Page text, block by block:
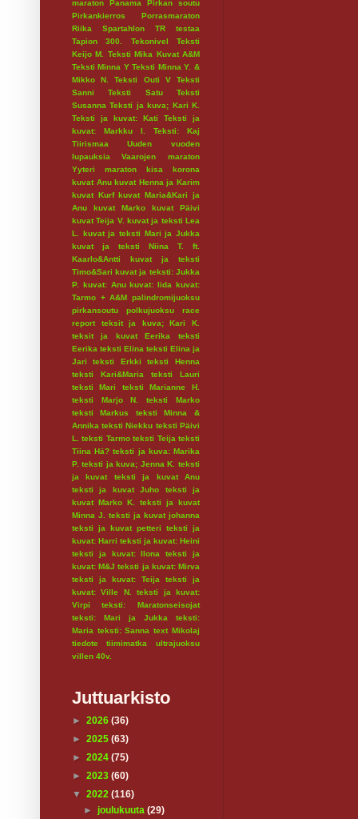
maraton Panama
Pirkan soutu
Pirkankierros
Porrasmaraton
Riika
Spartahlon
TR testaa
Tapion 300.
Tekonivel
Teksti
Keijo M.
Teksti Mika Kuvat A&M
Teksti Minna Y Teksti Minna Y. &
Mikko N.
Teksti Outi V
Teksti
Sanni
Teksti Satu
Teksti
Susanna Teksti ja kuva; Kari K.
Teksti ja kuvat: Kati
Teksti ja
kuvat: Markku I.
Teksti: Kaj
Tiirismaa
Uuden vuoden
lupauksia
Vaarojen maraton
Yyteri maraton
kisa
korona
kuvat Anu kuvat Henna ja Karim
kuvat Kurf kuvat Maria&Kari ja
Anu
kuvat Marko
kuvat Päivi
kuvat Teija V. kuvat ja teksti Lea
L.
kuvat ja teksti Mari ja Jukka
kuvat ja teksti Niina T. ft.
Kaarlo&Antti
kuvat ja teksti
Timo&Sari kuvat ja teksti: Jukka
P.
kuvat: Anu kuvat: Iida kuvat:
Tarmo + A&M palindromijuoksu
pirkansoutu
polkujuoksu
race
report
teksit ja kuva; Kari K.
teksit ja kuvat Eerika
teksti
Eerika teksti Elina teksti Elina ja
Jari
teksti Erkki
teksti Henna
teksti Kari&Maria
teksti Lauri
teksti Mari
teksti Marianne H.
teksti Marjo N.
teksti Marko
teksti Markus
teksti Minna &
Annika teksti Niekku teksti Päivi
L.
teksti Tarmo teksti Teija teksti
Tiina Hä? teksti ja kuva: Marika
P. teksti ja kuva; Jenna K.
teksti
ja kuvat
teksti ja kuvat Anu
teksti ja kuvat Juho
teksti ja
kuvat Marko K.
teksti ja kuvat
Minna J.
teksti ja kuvat johanna
teksti ja kuvat petteri
teksti ja
kuvat: Harri teksti ja kuvat: Heini
teksti ja kuvat: Ilona
teksti ja
kuvat: M&J teksti ja kuvat: Mirva
teksti ja kuvat: Teija
teksti ja
kuvat: Ville N.
teksti ja kuvat:
Virpi
teksti: Maratonseisojat
teksti: Mari ja Jukka
teksti:
Maria teksti: Sanna text Mikolaj
tiedote
tiimimatka
ultrajuoksu
villen 40v.
Juttuarkisto
► 2026 (36)
► 2025 (63)
► 2024 (75)
► 2023 (60)
▼ 2022 (116)
►joulukuuta(29)